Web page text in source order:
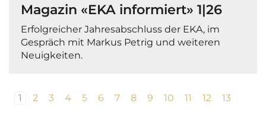
Magazin «EKA informiert» 1|26
Erfolgreicher Jahresabschluss der EKA, im
Gespräch mit Markus Petrig und weiteren
Neuigkeiten.
1 2 3 4 5 6 7 8 9 10 11 12 13